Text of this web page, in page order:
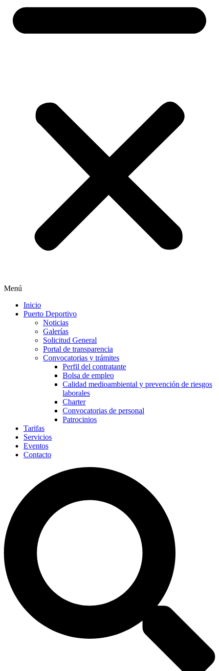
Menú
Inicio
Puerto Deportivo
Noticias
Galerías
Solicitud General
Portal de transparencia
Convocatorias y trámites
Perfil del contratante
Bolsa de empleo
Calidad medioambiental y prevención de riesgos
laborales
Charter
Convocatorias de personal
Patrocinios
Tarifas
Servicios
Eventos
Contacto